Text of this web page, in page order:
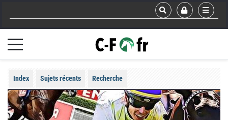
Index Sujets récents Recherche